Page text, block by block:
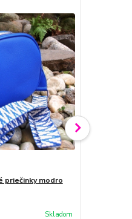
priečinky modro
Skladom